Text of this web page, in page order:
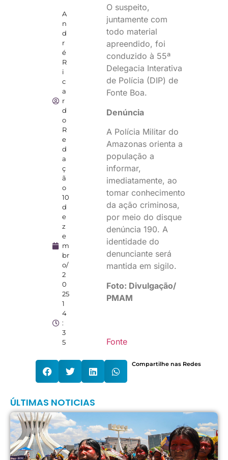
A
n
d
r
é
R
i
c
a
r
d
o
R
e
d
a
ç
ã
o
10
d
e
z
e
m
br
o/
2
0
25
1
4
:
3
5
O suspeito,
juntamente com
todo material
apreendido, foi
conduzido à 55ª
Delegacia Interativa
de Polícia (DIP) de
Fonte Boa.
Denúncia
A Polícia Militar do
Amazonas orienta a
população a
informar,
imediatamente, ao
tomar conhecimento
da ação criminosa,
por meio do disque
denúncia 190. A
identidade do
denunciante será
mantida em sigilo.
Foto: Divulgação/
PMAM
Fonte
Compartilhe nas Redes
ÚLTIMAS NOTICIAS